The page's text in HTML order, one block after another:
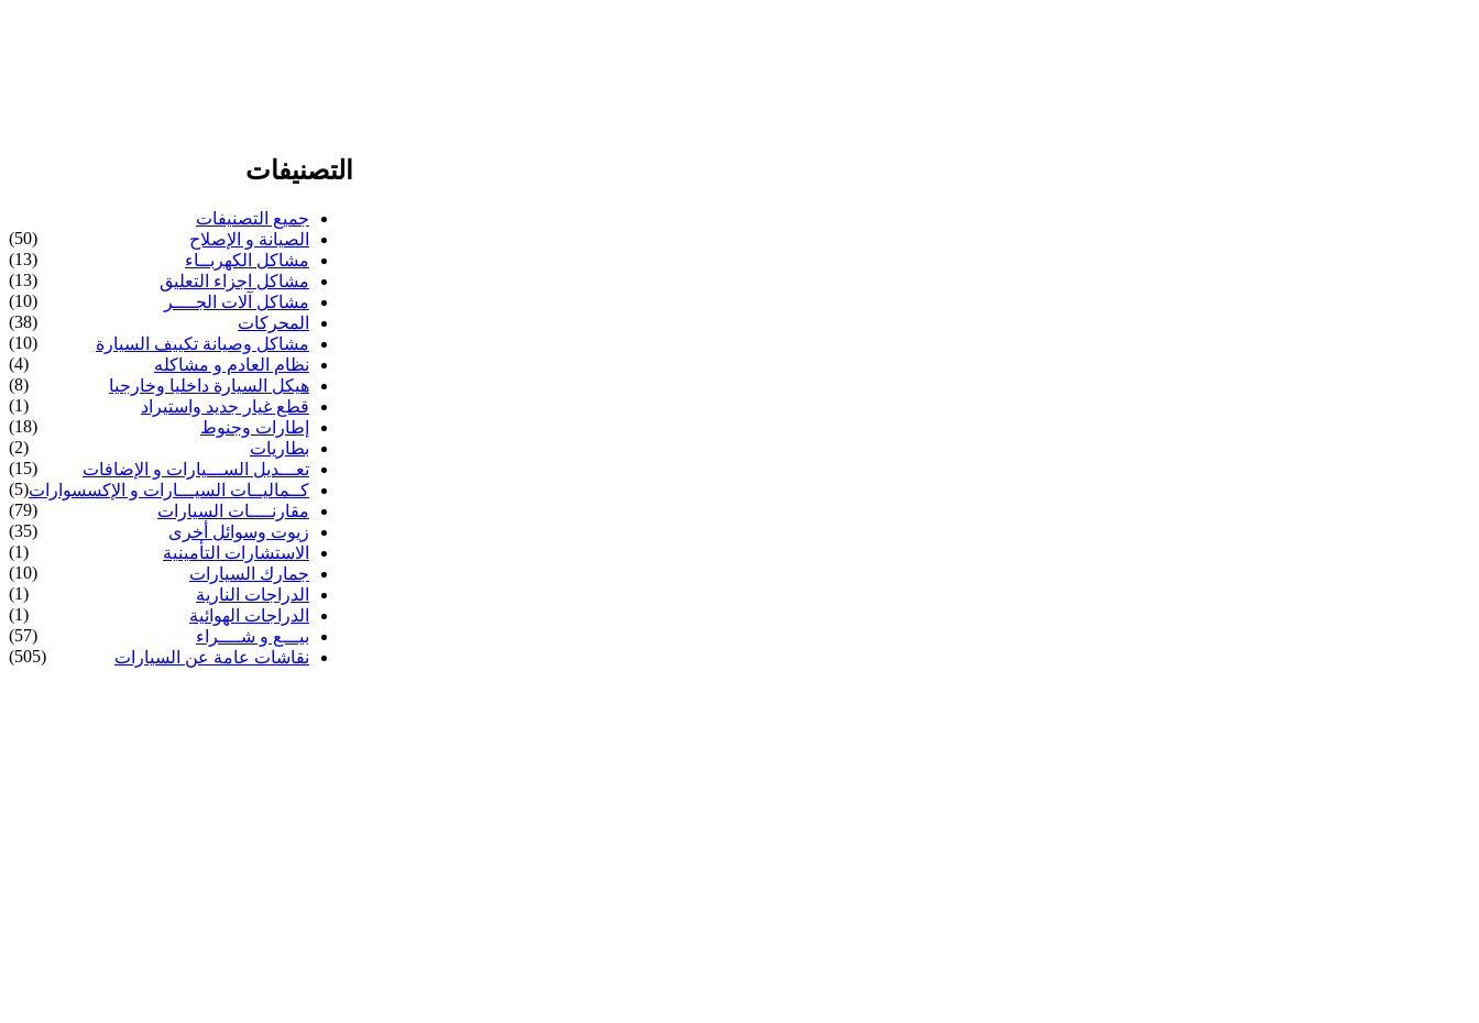
التصنيفات
جميع التصنيفات
الصيانة و الإصلاح
(50)
مشاكل الكهربــاء
(13)
مشاكل اجزاء التعليق
(13)
مشاكل آلات الجــــر
(10)
المحركات
(38)
مشاكل وصيانة تكييف السيارة
(10)
نظام العادم و مشاكله
(4)
هيكل السيارة داخليا وخارجيا
(8)
قطع غيار جديد واستيراد
(1)
إطارات وجنوط
(18)
بطاريات
(2)
تعـــديل الســـيارات و الإضافات
(15)
كــماليــات السيـــارات و الإكسسوارات(5)
مقارنــــات السيارات
(79)
زيوت وسوائل أخرى
(35)
الاستشارات التأمينية
(1)
جمارك السيارات
(10)
الدراجات النارية
(1)
الدراجات الهوائية
(1)
بيـــع و شــــراء
(57)
نقاشات عامة عن السيارات
(505)